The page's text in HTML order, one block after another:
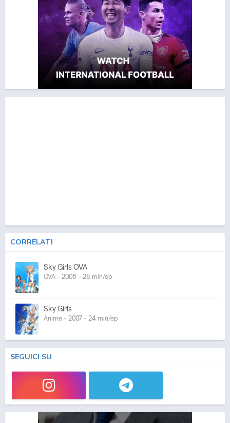
CORRELATI
Sky Girls OVA
OVA - 2006 - 28 min/ep
Sky Girls
Anime - 2007 - 24 min/ep
SEGUICI SU